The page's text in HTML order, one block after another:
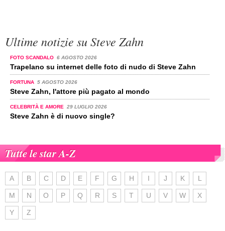
Ultime notizie su Steve Zahn
FOTO SCANDALO 6 AGOSTO 2026
Trapelano su internet delle foto di nudo di Steve Zahn
FORTUNA 5 AGOSTO 2026
Steve Zahn, l'attore più pagato al mondo
CELEBRITÀ E AMORE 29 LUGLIO 2026
Steve Zahn è di nuovo single?
Tutte le star A-Z
A B C D E F G H I J K L
M N O P Q R S T U V W X
Y Z